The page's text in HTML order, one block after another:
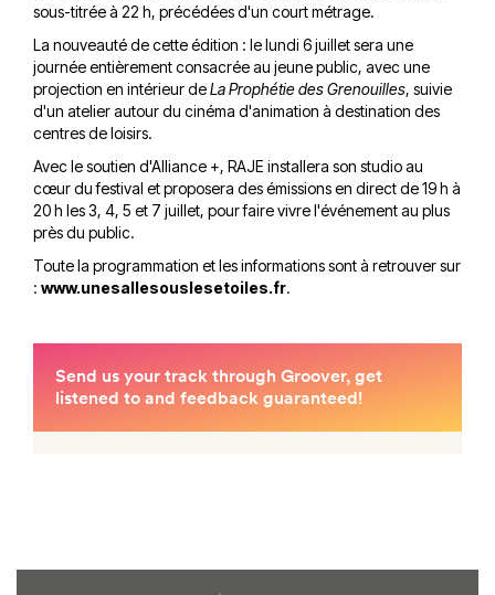
sous-titrée à 22 h, précédées d'un court métrage.
La nouveauté de cette édition : le lundi 6 juillet sera une
journée entièrement consacrée au jeune public, avec une
projection en intérieur deLa Prophétie des Grenouilles, suivie
d'un atelier autour du cinéma d'animation à destination des
centres de loisirs.
Avec le soutien d'Alliance +, RAJE installera son studio au
cœur du festival et proposera des émissions en direct de 19 h à
20 h les 3, 4, 5 et 7 juillet, pour faire vivre l'événement au plus
près du public.
Toute la programmation et les informations sont à retrouver sur
: www.unesallesouslesetoiles.fr.